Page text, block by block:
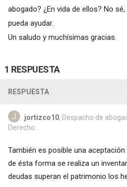
abogado? ¿En vida de ellos? No
pueda ayudar.
Un saludo y muchísimas gracias.
1 RESPUESTA
RESPUESTA
jortizco10, Despacho de
Derecho...
También es posible una
de ésta forma se realiza un
deudas superan el patrimonio los